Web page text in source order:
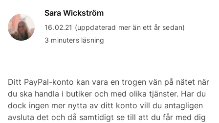
Sara Wickström
16.02.21 (uppdaterad mer än ett år sedan)
3 minuters läsning
Ditt PayPal-konto kan vara en trogen vän på nätet när
du ska handla i butiker och med olika tjänster. Har du
dock ingen mer nytta av ditt konto vill du antagligen
avsluta det och då samtidigt se till att du får med dig